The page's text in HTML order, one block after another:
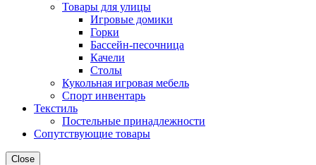
Товары для улицы
Игровые домики
Горки
Бассейн-песочница
Качели
Столы
Кукольная игровая мебель
Спорт инвентарь
Текстиль
Постельные принадлежности
Сопутствующие товары
Close